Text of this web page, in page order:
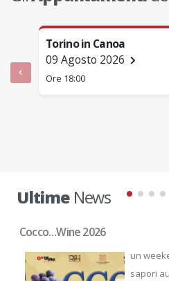
Torino in Canoa
09 Agosto 2026
Ore 18:00
UltimeNews
Cocco…Wine 2026
un
sapori